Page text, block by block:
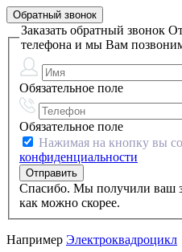
Обратный звонок
Заказать обратный звонок
телефона и мы Вам
Обязательное поле
Обязательное поле
Нажимая на кнопку вы
конфиденциальности
Спасибо. Мы получили ваш
как можно скорее.
Например Электроквадроцикл